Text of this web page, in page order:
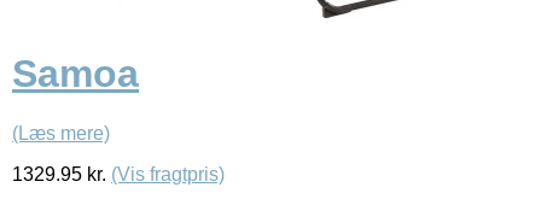
Samoa
(Læs mere)
1329.95 kr. (Vis fragtpris)